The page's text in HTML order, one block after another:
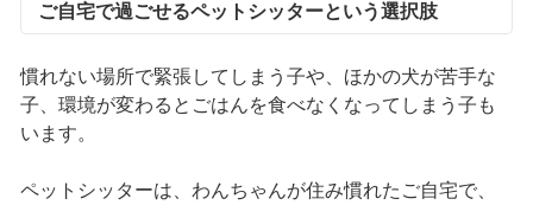
ご自宅で過ごせるペットシッターという選択肢
慣れない場所で緊張してしまう子や、ほかの犬が苦手な
子、環境が変わるとごはんを食べなくなってしまう子も
います。
ペットシッターは、わんちゃんが住み慣れたご自宅で、